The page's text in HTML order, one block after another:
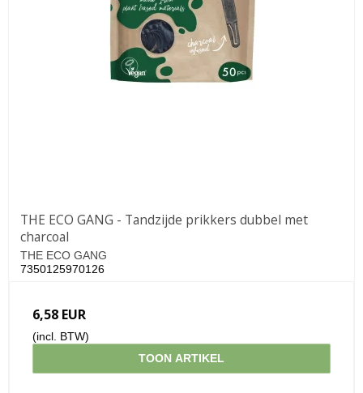
THE ECO GANG - Tandzijde prikkers dubbel met
charcoal
THE ECO GANG
7350125970126
6,58 EUR
(incl. BTW)
TOON ARTIKEL